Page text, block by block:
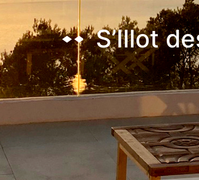
S’Illot